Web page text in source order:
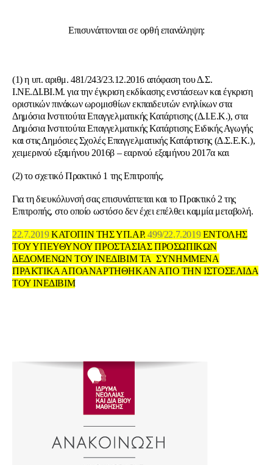
Επισυνάπτονται σε ορθή επανάληψη:
(1) η υπ. αριθμ. 481/243/23.12.2016 απόφαση του Δ.Σ.
Ι.ΝΕ.ΔΙ.ΒΙ.Μ. για την έγκριση εκδίκασης ενστάσεων και έγκριση
οριστικών πινάκων ωρομισθίων εκπαιδευτών ενηλίκων στα
Δημόσια Ινστιτούτα Επαγγελματικής Κατάρτισης (Δ.Ι.Ε.Κ.), στα
Δημόσια Ινστιτούτα Επαγγελματικής Κατάρτισης Ειδικής Αγωγής
και στις Δημόσιες Σχολές Επαγγελματικής Κατάρτισης (Δ.Σ.Ε.Κ.),
χειμερινού εξαμήνου 2016β – εαρινού εξαμήνου 2017α και
(2) το σχετικό Πρακτικό 1 της Επιτροπής.
Για τη διευκόλυνσή σας επισυνάπτεται και το Πρακτικό 2 της
Επιτροπής, στο οποίο ωστόσο δεν έχει επέλθεικαμμία μεταβολή.
22.7.2019 ΚΑΤΟΠΙΝ ΤΗΣ ΥΠ.ΑΡ.499/22.7.2019 ΕΝΤΟΛΗΣ
ΤΟΥ ΥΠΕΥΘΥΝΟΥ ΠΡΟΣΤΑΣΙΑΣ ΠΡΟΣΩΠΙΚΩΝ
ΔΕΔΟΜΕΝΩΝ ΤΟΥ ΙΝΕΔΙΒΙΜ ΤΑ ΣΥΝΗΜΜΕΝΑ
ΠΡΑΚΤΙΚΑ ΑΠΟΑΝΑΡΤΗΘΗΚΑΝ ΑΠΟ ΤΗΝ ΙΣΤΟΣΕΛΙΔΑ
ΤΟΥ ΙΝΕΔΙΒΙΜ